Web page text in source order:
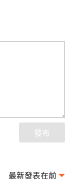
發布
最新發表在前